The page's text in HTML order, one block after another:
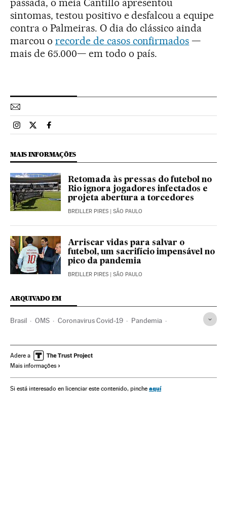
passada, o meia Cantillo apresentou
sintomas, testou positivo e desfalcou a equipe
contra o Palmeiras. O dia do clássico ainda
marcou o recorde de casos confirmados —
mais de 65.000— em todo o país.
Esportes El País Brasil en Instagram
Esportes El País Brasil en Twitter
Esportes El País Brasil en Facebook
MAIS INFORMAÇÕES
Retomada às pressas do futebol no
Rio ignora jogadores infectados e
projeta abertura a torcedores
BREILLER PIRES | SÃO PAULO
Arriscar vidas para salvar o
futebol, um sacrifício impensável no
pico da pandemia
BREILLER PIRES | SÃO PAULO
ARQUIVADO EM
Brasil OMS Coronavirus Covid-19 Pandemia
Ministério Saúde Futebol
Federaciones deportivas
Corinthians Palmeiras SC Internacional
Adere a
Mais informações
Si está interesado en licenciar este contenido, pinche aquí